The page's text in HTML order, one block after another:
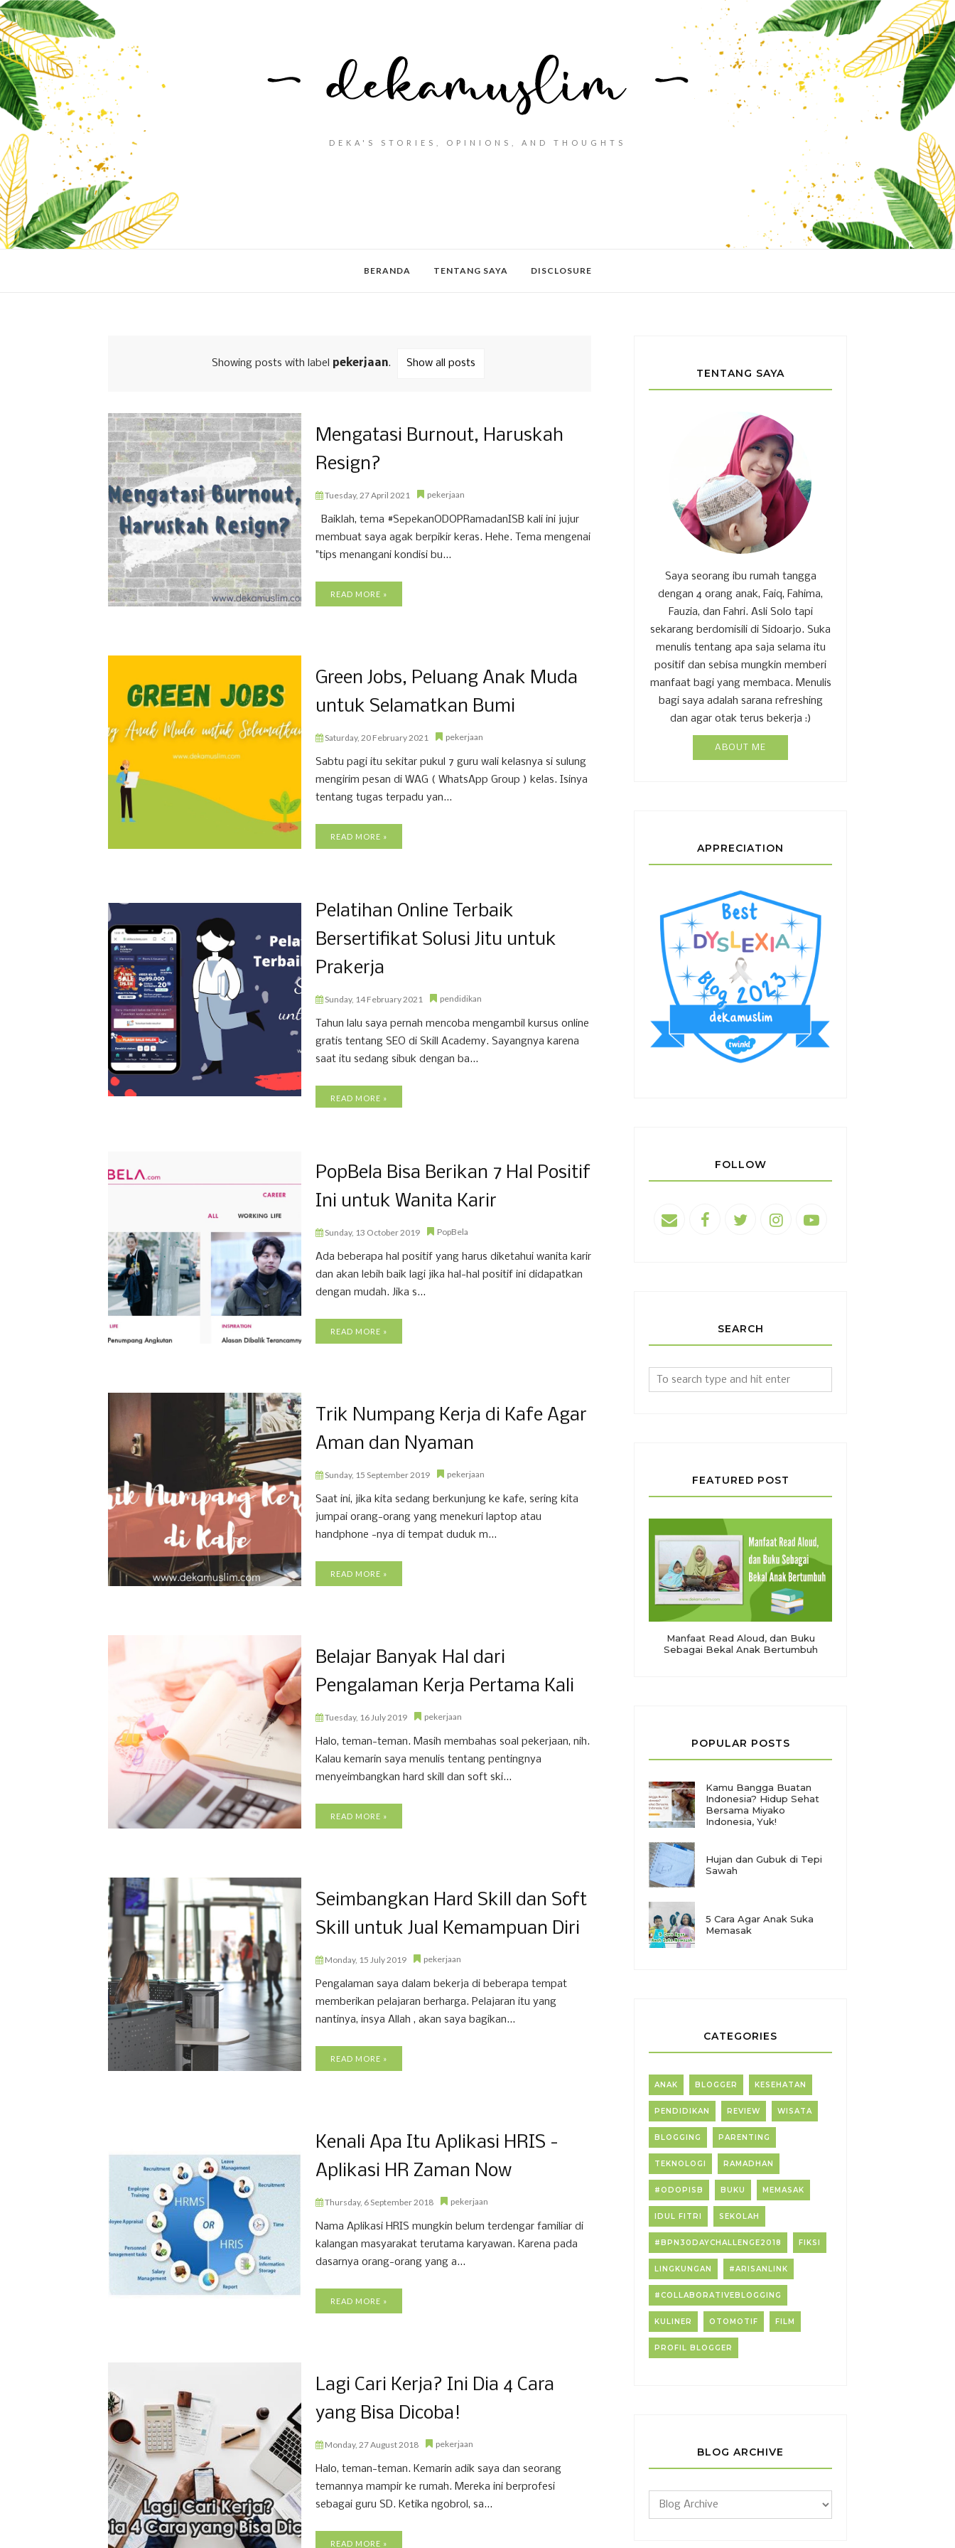
DEKA'S STORIES, OPINIONS, AND THOUGHTS
BERANDA TENTANG SAYA DISCLOSURE
Showing posts with label pekerjaan. Show all posts
Mengatasi Burnout, Haruskah
Resign?
Tuesday, 27 April 2021 pekerjaan
Baiklah, tema #SepekanODOPRamadanISB kali ini jujur
membuat saya agak berpikir keras. Hehe. Tema mengenai
"tips menangani kondisi bu...
READ MORE »
Green Jobs, Peluang Anak Muda
untuk Selamatkan Bumi
Saturday, 20 February 2021 pekerjaan
Sabtu pagi itu sekitar pukul 7 guru wali kelasnya si sulung
mengirim pesan di WAG ( WhatsApp Group ) kelas. Isinya
tentang tugas terpadu yan...
READ MORE »
Pelatihan Online Terbaik
Bersertifikat Solusi Jitu untuk
Prakerja
Sunday, 14 February 2021 pendidikan
Tahun lalu saya pernah mencoba mengambil kursus online
gratis tentang SEO di Skill Academy. Sayangnya karena
saat itu sedang sibuk dengan ba...
READ MORE »
PopBela Bisa Berikan 7 Hal Positif
Ini untuk Wanita Karir
Sunday, 13 October 2019 PopBela
Ada beberapa hal positif yang harus diketahui wanita karir
dan akan lebih baik lagi jika hal-hal positif ini didapatkan
dengan mudah. Jika s...
READ MORE »
Trik Numpang Kerja di Kafe Agar
Aman dan Nyaman
Sunday, 15 September 2019 pekerjaan
Saat ini, jika kita sedang berkunjung ke kafe, sering kita
jumpai orang-orang yang menekuri laptop atau
handphone -nya di tempat duduk m...
READ MORE »
Belajar Banyak Hal dari
Pengalaman Kerja Pertama Kali
Tuesday, 16 July 2019 pekerjaan
Halo, teman-teman. Masih membahas soal pekerjaan, nih.
Kalau kemarin saya menulis tentang pentingnya
menyeimbangkan hard skill dan soft ski...
READ MORE »
Seimbangkan Hard Skill dan Soft
Skill untuk Jual Kemampuan Diri
Monday, 15 July 2019 pekerjaan
Pengalaman saya dalam bekerja di beberapa tempat
memberikan pelajaran berharga. Pelajaran itu yang
nantinya, insya Allah , akan saya bagikan...
READ MORE »
Kenali Apa Itu Aplikasi HRIS -
Aplikasi HR Zaman Now
Thursday, 6 September 2018 pekerjaan
Nama Aplikasi HRIS mungkin belum terdengar familiar di
kalangan masyarakat terutama karyawan. Karena pada
dasarnya orang-orang yang a...
READ MORE »
Lagi Cari Kerja? Ini Dia 4 Cara
yang Bisa Dicoba!
Monday, 27 August 2018 pekerjaan
Halo, teman-teman. Kemarin adik saya dan seorang
temannya mampir ke rumah. Mereka ini berprofesi
sebagai guru SD. Ketika ngobrol, sa...
READ MORE »
TENTANG SAYA
Saya seorang ibu rumah tangga
dengan 4 orang anak, Faiq, Fahima,
Fauzia, dan Fahri. Asli Solo tapi
sekarang berdomisili di Sidoarjo. Suka
menulis tentang apa saja selama itu
positif dan sebisa mungkin memberi
manfaat bagi yang membaca. Menulis
bagi saya adalah sarana refreshing
dan agar otak terus bekerja :)
ABOUT ME
APPRECIATION
FOLLOW
SEARCH
FEATURED POST
Manfaat Read Aloud, dan Buku
Sebagai Bekal Anak Bertumbuh
POPULAR POSTS
Kamu Bangga Buatan
Indonesia? Hidup Sehat
Bersama Miyako
Indonesia, Yuk!
Hujan dan Gubuk di Tepi
Sawah
5 Cara Agar Anak Suka
Memasak
CATEGORIES
ANAK BLOGGER KESEHATAN
PENDIDIKAN REVIEW WISATA
BLOGGING PARENTING
TEKNOLOGI RAMADHAN
#ODOPISB BUKU MEMASAK
IDUL FITRI SEKOLAH
#BPN30DAYCHALLENGE2018 FIKSI
LINGKUNGAN #ARISANLINK
#COLLABORATIVEBLOGGING
KULINER OTOMOTIF FILM
PROFIL BLOGGER
BLOG ARCHIVE